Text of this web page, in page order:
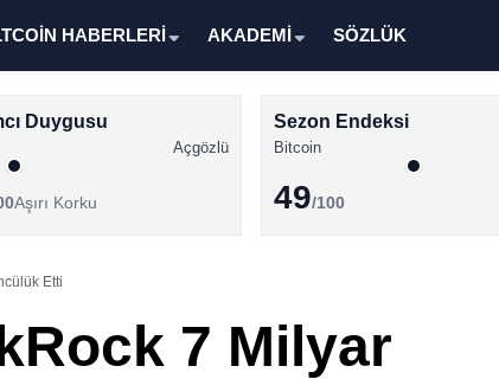
HABERLERİ AKADEMİ SÖZLÜK
Duygusu
Açgözlü
Aşırı Korku
Sezon Endeksi
Bitcoin
49/100
Etti
7 Milyar